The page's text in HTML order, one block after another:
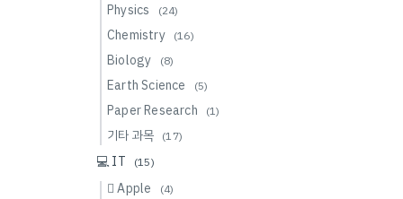
Physics (24)
Chemistry (16)
Biology (8)
Earth Science (5)
Paper Research (1)
기타 과목 (17)
💻 IT (15)
 Apple (4)